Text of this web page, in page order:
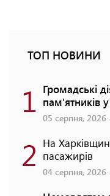
ТОП НОВИНИ
1 Громадські
пам'ятників
05 серпня, 2026
2 На
пасажирів
04 серпня, 2026